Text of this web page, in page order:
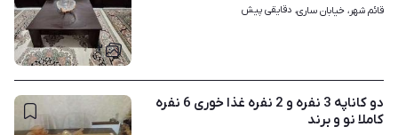
۲
قائم شهر، خیابان ساری، دقایقی پیش
دو کاناپه 3 نفره و 2 نفره غذا خوری 6 نفره
کاملا نو و برند